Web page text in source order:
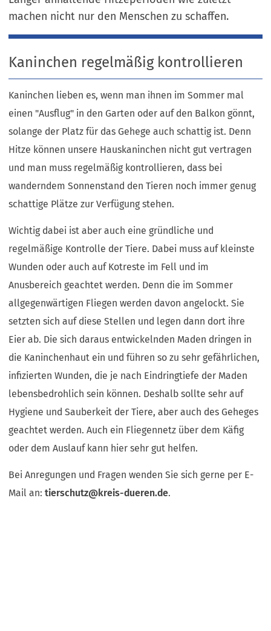
machen nicht nur den Menschen zu schaffen.
Kaninchen regelmäßig kontrollieren
Kaninchen lieben es, wenn man ihnen im Sommer mal
einen "Ausflug" in den Garten oder auf den Balkon gönnt,
solange der Platz für das Gehege auch schattig ist. Denn
Hitze können unsere Hauskaninchen nicht gut vertragen
und man muss regelmäßig kontrollieren, dass bei
wanderndem Sonnenstand den Tieren noch immer genug
schattige Plätze zur Verfügung stehen.
Wichtig dabei ist aber auch eine gründliche und
regelmäßige Kontrolle der Tiere. Dabei muss auf kleinste
Wunden oder auch auf Kotreste im Fell und im
Anusbereich geachtet werden. Denn die im Sommer
allgegenwärtigen Fliegen werden davon angelockt. Sie
setzten sich auf diese Stellen und legen dann dort ihre
Eier ab. Die sich daraus entwickelnden Maden dringen in
die Kaninchenhaut ein und führen so zu sehr gefährlichen,
infizierten Wunden, die je nach Eindringtiefe der Maden
lebensbedrohlich sein können. Deshalb sollte sehr auf
Hygiene und Sauberkeit der Tiere, aber auch des Geheges
geachtet werden. Auch ein Fliegennetz über dem Käfig
oder dem Auslauf kann hier sehr gut helfen.
Bei Anregungen und Fragen wenden Sie sich gerne per E-
Mail an:tierschutz kreis-dueren de.